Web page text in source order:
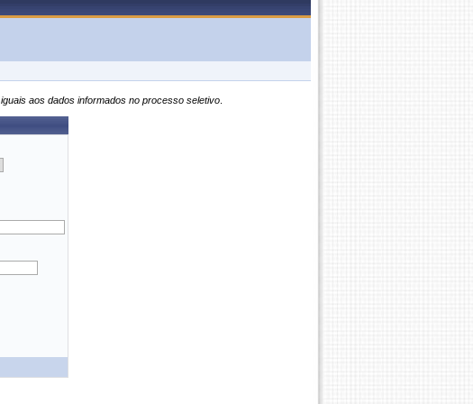
iguais aos dados informados no processo seletivo